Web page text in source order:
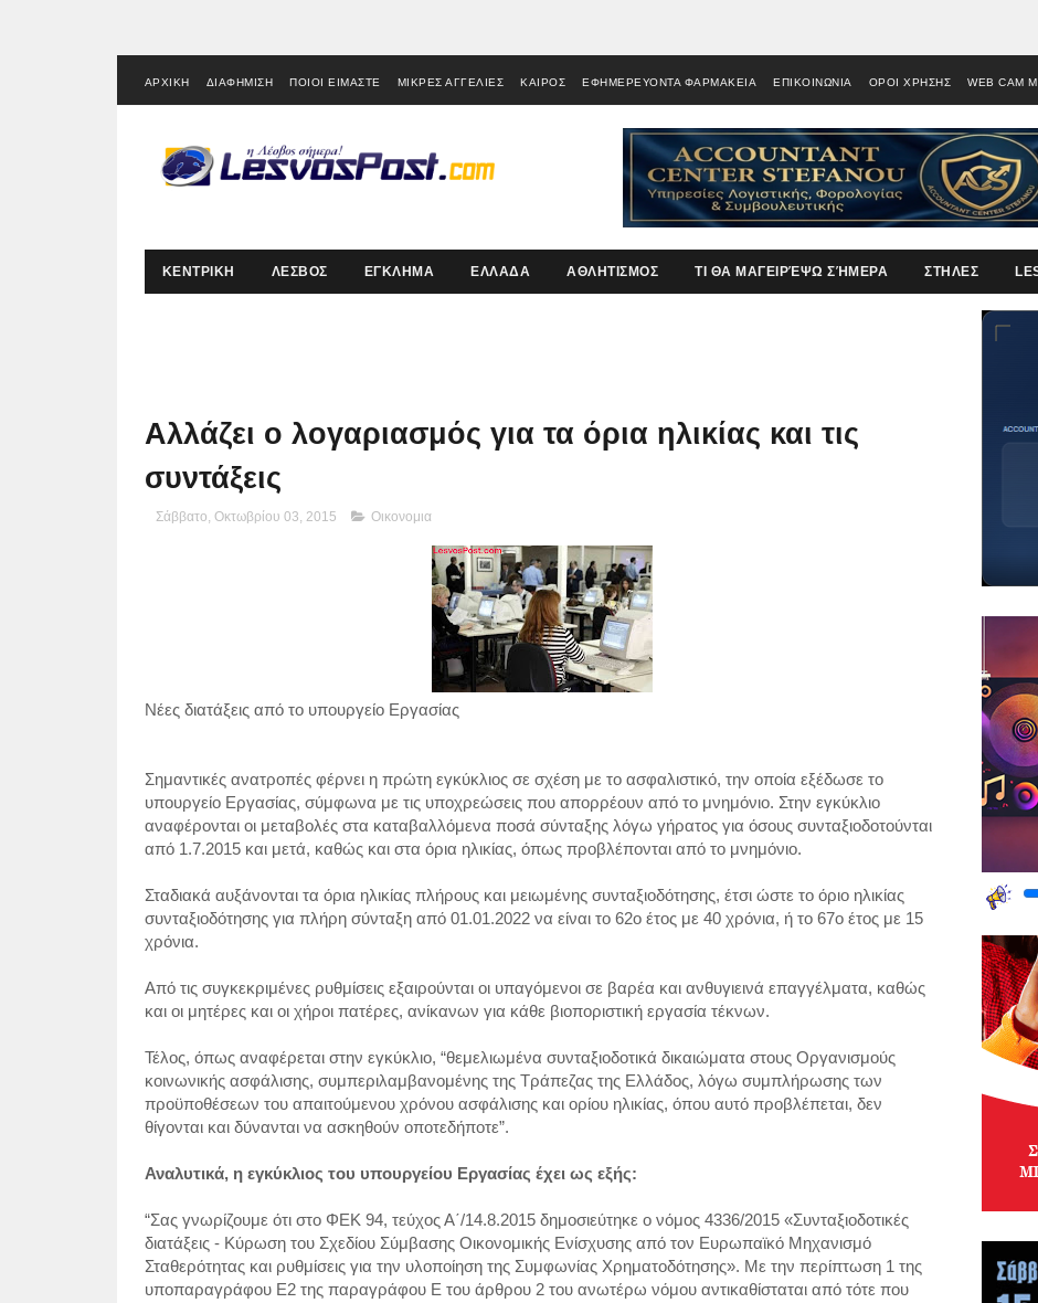
ΑΡΧΙΚΗ ΔΙΑΦΗΜΙΣΗ ΠΟΙΟΙ ΕΙΜΑΣΤΕ ΜΙΚΡΕΣ ΑΓΓΕΛΙΕΣ ΚΑΙΡΟΣ ΕΦΗΜΕΡΕΥΟΝΤΑ ΦΑΡΜΑΚΕΙΑ ΕΠΙΚΟΙΝΩΝΙΑ ΟΡΟΙ ΧΡΗΣΗΣ WEB CAM
ΚΕΝΤΡΙΚΗ ΛΕΣΒΟΣ ΕΓΚΛΗΜΑ ΕΛΛΑΔΑ ΑΘΛΗΤΙΣΜΟΣ ΤΙ ΘΑ ΜΑΓΕΙΡΈΨΩ ΣΉΜΕΡΑ ΣΤΗΛΕΣ
Αλλάζει ο λογαριασμός για τα όρια ηλικίας και τις
συντάξεις
Σάββατο, Οκτωβρίου 03, 2015 Οικονομια
Νέες διατάξεις από το υπουργείο Εργασίας
Σημαντικές ανατροπές φέρνει η πρώτη εγκύκλιος σε σχέση με το ασφαλιστικό, την οποία εξέδωσε το
υπουργείο Εργασίας, σύμφωνα με τις υποχρεώσεις που απορρέουν από το μνημόνιο. Στην εγκύκλιο
αναφέρονται οι μεταβολές στα καταβαλλόμενα ποσά σύνταξης λόγω γήρατος για όσους συνταξιοδοτούνται
από 1.7.2015 και μετά, καθώς και στα όρια ηλικίας, όπως προβλέπονται από το μνημόνιο.
Σταδιακά αυξάνονται τα όρια ηλικίας πλήρους και μειωμένης συνταξιοδότησης, έτσι ώστε το όριο ηλικίας
συνταξιοδότησης για πλήρη σύνταξη από 01.01.2022 να είναι το 62ο έτος με 40 χρόνια, ή το 67ο έτος με 15
χρόνια.
Από τις συγκεκριμένες ρυθμίσεις εξαιρούνται οι υπαγόμενοι σε βαρέα και ανθυγιεινά επαγγέλματα, καθώς
και οι μητέρες και οι χήροι πατέρες, ανίκανων για κάθε βιοποριστική εργασία τέκνων.
Τέλος, όπως αναφέρεται στην εγκύκλιο, “θεμελιωμένα συνταξιοδοτικά δικαιώματα στους Οργανισμούς
κοινωνικής ασφάλισης, συμπεριλαμβανομένης της Τράπεζας της Ελλάδος, λόγω συμπλήρωσης των
προϋποθέσεων του απαιτούμενου χρόνου ασφάλισης και ορίου ηλικίας, όπου αυτό προβλέπεται, δεν
θίγονται και δύνανται να ασκηθούν οποτεδήποτε”.
Αναλυτικά, η εγκύκλιος του υπουργείου Εργασίας έχει ως εξής:
“Σας γνωρίζουμε ότι στο ΦΕΚ 94, τεύχος Α΄/14.8.2015 δημοσιεύτηκε ο νόμος 4336/2015 «Συνταξιοδοτικές
διατάξεις - Κύρωση του Σχεδίου Σύμβασης Οικονομικής Ενίσχυσης από τον Ευρωπαϊκό Μηχανισμό
Σταθερότητας και ρυθμίσεις για την υλοποίηση της Συμφωνίας Χρηματοδότησης». Με την περίπτωση 1 της
υποπαραγράφου Ε2 της παραγράφου Ε του άρθρου 2 του ανωτέρω νόμου αντικαθίσταται από τότε που